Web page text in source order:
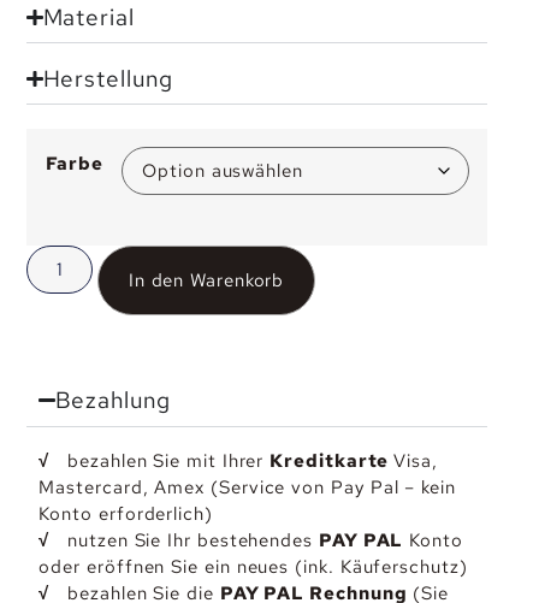
Material
Herstellung
Farbe
In den Warenkorb
Bezahlung
√ bezahlen Sie mit Ihrer KreditkarteVisa,
Mastercard, Amex (Service von Pay Pal – kein
Konto erforderlich)
√ nutzen Sie Ihr bestehendes PAY PAL Konto
oder eröffnen Sie ein neues (ink. Käuferschutz)
√ bezahlen Sie die PAY PAL Rechnung (Sie